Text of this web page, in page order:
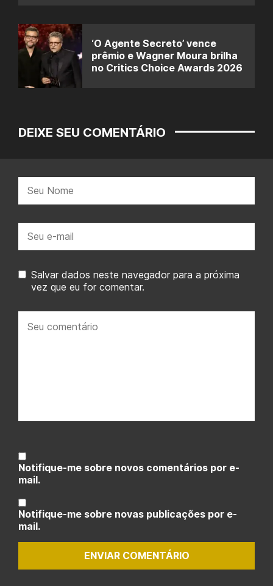
‘O Agente Secreto’ vence
prêmio e Wagner Moura brilha
no Critics Choice Awards 2026
DEIXE SEU COMENTÁRIO
mail:
Salvar dados neste navegador para a próxima
vez que eu for comentar.
comentário:
Notifique-me sobre novos comentários por e-
mail.
Notifique-me sobre novas publicações por e-
mail.
ENVIAR COMENTÁRIO